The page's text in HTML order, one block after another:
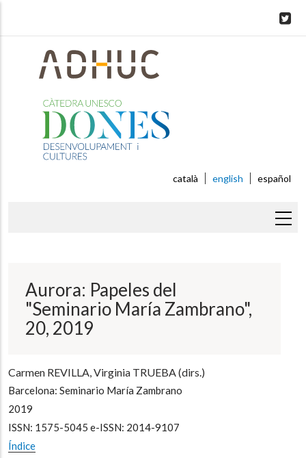
català english español
Aurora: Papeles del
"Seminario María Zambrano",
20, 2019
Carmen REVILLA, Virginia TRUEBA (dirs.)
Barcelona: Seminario María Zambrano
2019
ISSN: 1575-5045 e-ISSN: 2014-9107
Índice